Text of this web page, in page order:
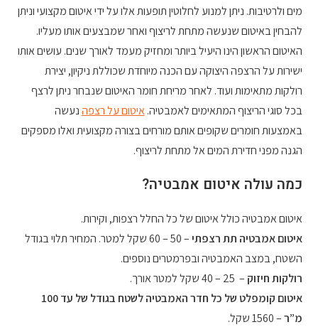
מים ולרטיבות. ניתן למנוע לחלוטין תופעות אלו על ידי איטום מקצועי וניתן
להבחין באיטום שנעשה מתחת לריצוף ואחר שמבצעים אותו מעליו.
האיטום הראשון הינו היעיל ביותר ומחזיק מעמד לאורך שנים. עושים אותו
ישירות על הרצפה היצוקה עם הכנה מיוחדת שכוללת ניקיון, יצירת
רולקות מתאימות ועוד. לאחר מריחת חומר האיטום שנבחר ניתן לרצף
בכל סוגי הריצוף המתאימים לאמבטיה.איטום על רצפהנעשה
באמצעות חומרים שקופים אותם מורחים בצורה מקצועית ואלו מספקים
הגנה מפני חדירת המים אל מתחת לריצוף.
כמה עולה איטום אמבטיה?
איטום אמבטיה כולל איטום של כל החלל רצפות, וקירות.
איטום אמבטיה תת רצפתי
– 50 – 60 שקל למטר. המחיר תלוי בגודל
השטח, במצב האמבטיה ובפרמטרים נוספים.
רולקות חיזוק – 25 – 40 שקל למטר אורך.
איטום קומפלט של כל חדר האמבטיה לשטח בגודל של עד 100
מ”ר– 1560 שקל.